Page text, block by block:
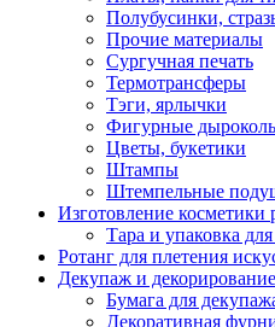
Полубусинки,
Прочие материалы
Сургучная печать
Термотрансферы
Тэги, ярлычки
Фигурные
Цветы, букетики
Штампы
Штемпельные
Изготовление
Тара и упаковка
Ротанг для плетения
Декупаж и декорирование
Бумага для
Декоративная